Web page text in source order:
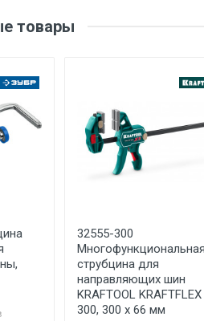
и место
Указан
Указана
Товар
товару
отзыв
товары
32555-300
Многофункциональная
струбцина для
направляющих шин
KRAFTOOL
300, 300 х 66 мм